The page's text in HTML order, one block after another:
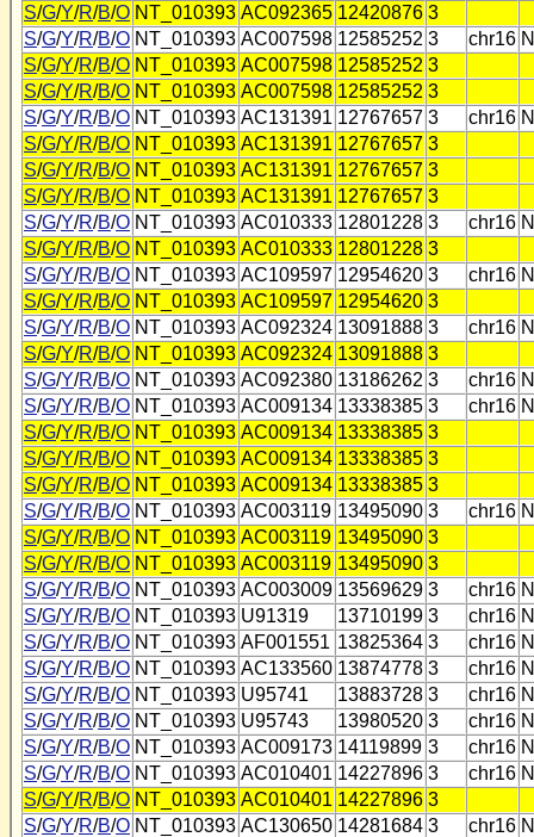
S/G/Y/R/B/O NT_010393 AC092365 12420876 3
S/G/Y/R/B/O NT_010393 AC007598 12585252 3 chr16
S/G/Y/R/B/O NT_010393 AC007598 12585252 3
S/G/Y/R/B/O NT_010393 AC007598 12585252 3
S/G/Y/R/B/O NT_010393 AC131391 12767657 3 chr16
S/G/Y/R/B/O NT_010393 AC131391 12767657 3
S/G/Y/R/B/O NT_010393 AC131391 12767657 3
S/G/Y/R/B/O NT_010393 AC131391 12767657 3
S/G/Y/R/B/O NT_010393 AC010333 12801228 3 chr16
S/G/Y/R/B/O NT_010393 AC010333 12801228 3
S/G/Y/R/B/O NT_010393 AC109597 12954620 3 chr16
S/G/Y/R/B/O NT_010393 AC109597 12954620 3
S/G/Y/R/B/O NT_010393 AC092324 13091888 3 chr16
S/G/Y/R/B/O NT_010393 AC092324 13091888 3
S/G/Y/R/B/O NT_010393 AC092380 13186262 3 chr16
S/G/Y/R/B/O NT_010393 AC009134 13338385 3 chr16
S/G/Y/R/B/O NT_010393 AC009134 13338385 3
S/G/Y/R/B/O NT_010393 AC009134 13338385 3
S/G/Y/R/B/O NT_010393 AC009134 13338385 3
S/G/Y/R/B/O NT_010393 AC003119 13495090 3 chr16
S/G/Y/R/B/O NT_010393 AC003119 13495090 3
S/G/Y/R/B/O NT_010393 AC003119 13495090 3
S/G/Y/R/B/O NT_010393 AC003009 13569629 3 chr16
S/G/Y/R/B/O NT_010393 U91319 13710199 3 chr16
S/G/Y/R/B/O NT_010393 AF001551 13825364 3 chr16
S/G/Y/R/B/O NT_010393 AC133560 13874778 3 chr16
S/G/Y/R/B/O NT_010393 U95741 13883728 3 chr16
S/G/Y/R/B/O NT_010393 U95743 13980520 3 chr16
S/G/Y/R/B/O NT_010393 AC009173 14119899 3 chr16
S/G/Y/R/B/O NT_010393 AC010401 14227896 3 chr16
S/G/Y/R/B/O NT_010393 AC010401 14227896 3
S/G/Y/R/B/O NT_010393 AC130650 14281684 3 chr16